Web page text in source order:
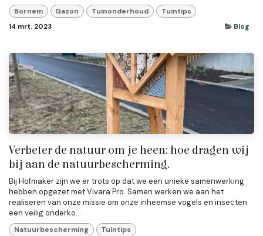
Bornem Gazon Tuinonderhoud Tuintips
14 mrt. 2023 Blog
Verbeter de natuur om je heen: hoe dragen wij
bij aan de natuurbescherming.
Bij Hofmaker zijn we er trots op dat we een unieke samenwerking
hebben opgezet met Vivara Pro. Samen werken we aan het
realiseren van onze missie om onze inheemse vogels en insecten
een veilig onderko...
Natuurbescherming Tuintips